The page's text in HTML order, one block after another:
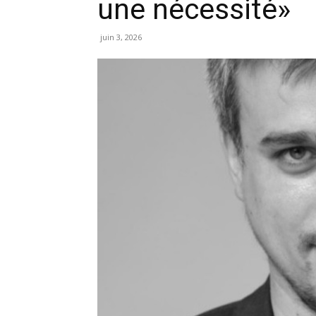
une nécessité»
juin 3, 2026